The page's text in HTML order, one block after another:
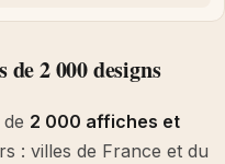
2 000 designs
2 000 affiches et
: villes de France et du